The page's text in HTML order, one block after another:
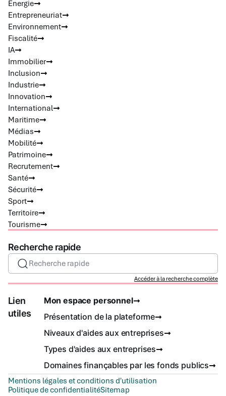
Energie
Entrepreneuriat
Environnement
Fiscalité
IA
Immobilier
Inclusion
Industrie
Innovation
International
Maritime
Médias
Mobilité
Patrimoine
Recrutement
Santé
Sécurité
Sport
Territoire
Tourisme
Recherche rapide
Recherche rapide
Accéder à la recherche complète
Lien
utiles
Mon espace personnel
Présentation de la plateforme
Niveaux d'aides aux entreprises
Types d'aides aux entreprises
Domaines finançables par les fonds publics
Mentions légales et conditions d'utilisation
Politique de confidentialitéSitemap